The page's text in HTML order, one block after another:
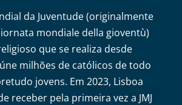
da Juventude (originalmente
mondiale della gioventù)
que se realiza desde
milhões de católicos de todo
jovens. Em 2023, Lisboa
receber pela primeira vez a JMJ